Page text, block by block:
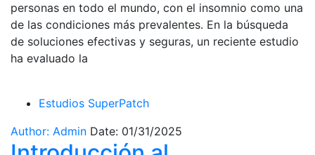
personas en todo el mundo, con el insomnio como una
de las condiciones más prevalentes. En la búsqueda
de soluciones efectivas y seguras, un reciente estudio
ha evaluado la
Estudios SuperPatch
Author: Admin Date: 01/31/2025